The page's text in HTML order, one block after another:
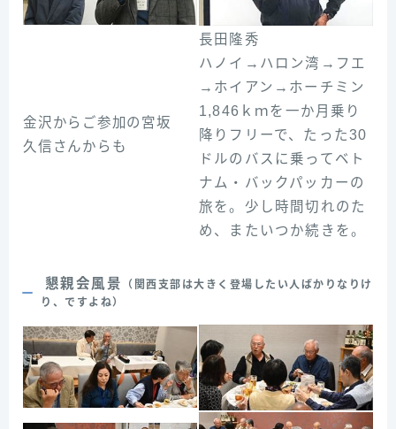
金沢からご参加の宮坂
久信さんからも
長田隆秀
ハノイ→ハロン湾→フエ
→ホイアン→ホーチミン
1,846ｋｍを一か月乗り
降りフリーで、たった30
ドルのバスに乗ってベト
ナム・バックパッカーの
旅を。少し時間切れのた
め、またいつか続きを。
懇親会風景
（関西支部は大きく登場したい人ばかりなりけ
り、ですよね）